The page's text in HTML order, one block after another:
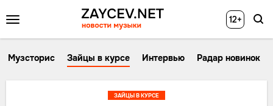
12+
Музсторис Зайцы в курсе Интервью Радар новинок
ЗАЙЦЫ В КУРСЕ